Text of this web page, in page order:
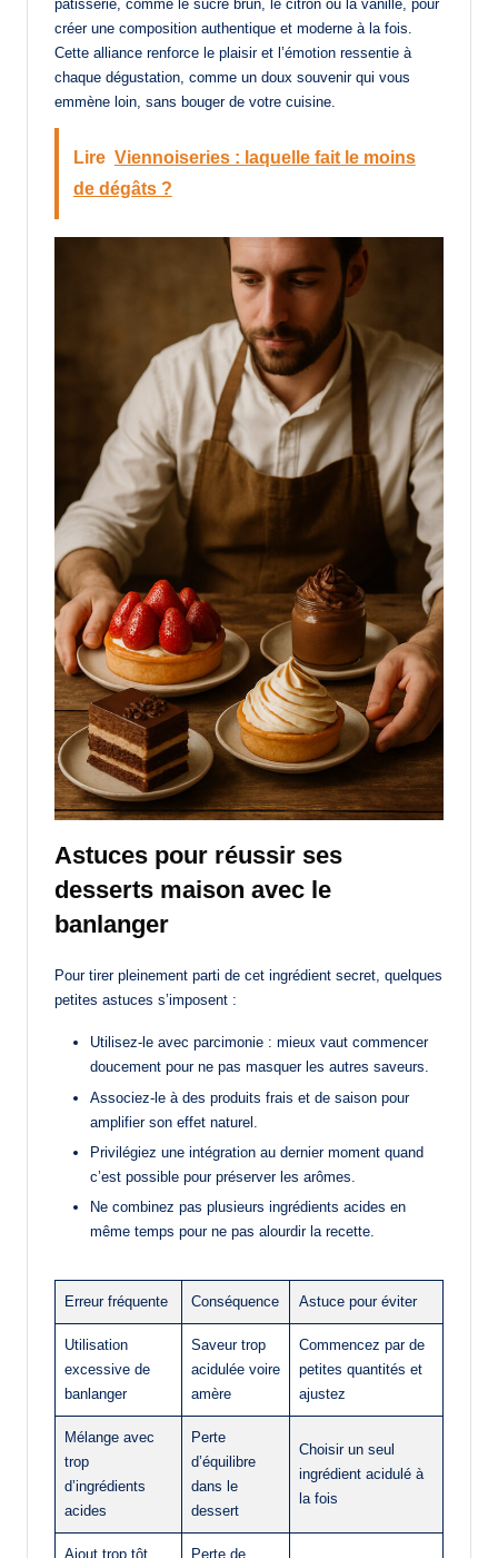
pâtisserie, comme le sucre brun, le citron ou la vanille, pour
créer une composition authentique et moderne à la fois.
Cette alliance renforce le plaisir et l’émotion ressentie à
chaque dégustation, comme un doux souvenir qui vous
emmène loin, sans bouger de votre cuisine.
Lire Viennoiseries : laquelle fait le moins
de dégâts ?
Astuces pour réussir ses
desserts maison avec le
banlanger
Pour tirer pleinement parti de cet ingrédient secret, quelques
petites astuces s’imposent :
Utilisez-le avec parcimonie : mieux vaut commencer
doucement pour ne pas masquer les autres saveurs.
Associez-le à des produits frais et de saison pour
amplifier son effet naturel.
Privilégiez une intégration au dernier moment quand
c’est possible pour préserver les arômes.
Ne combinez pas plusieurs ingrédients acides en
même temps pour ne pas alourdir la recette.
Erreur fréquente Conséquence Astuce pour éviter
Utilisation
excessive de
banlanger
Saveur trop
acidulée voire
amère
Commencez par de
petites quantités et
ajustez
Mélange avec
trop
d’ingrédients
acides
Perte
d’équilibre
dans le
dessert
Choisir un seul
ingrédient acidulé à
la fois
Ajout trop tôt Perte de